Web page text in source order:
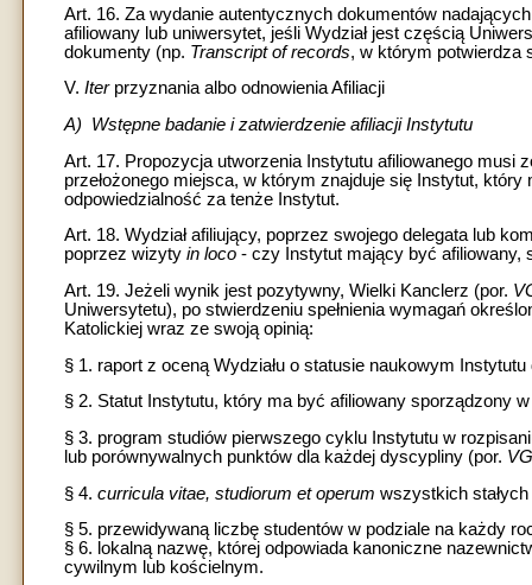
Art. 16. Za wydanie autentycznych dokumentów
afiliowany lub uniwersytet, jeśli Wydział jest częścią
dokumenty (np. Transcript of records, w którym potwierdza
V. Iterprzyznania albo odnowienia Afiliacji
A) Wstępne badanie i zatwierdzenie afiliacji Instytutu
Art. 17. Propozycja utworzenia Instytutu afiliowanego musi
przełożonego miejsca, w którym znajduje się Instytut,
odpowiedzialność za tenże Instytut.
Art. 18. Wydział afiliujący, poprzez swojego delegata lub
poprzez wizyty in loco - czy Instytut mający być afiliowany,
Art. 19. Jeżeli wynik jest pozytywny, Wielki Kanclerz (por.
Uniwersytetu), po stwierdzeniu spełnienia wymagań
Katolickiej wraz ze swoją opinią:
§ 1. raport z oceną Wydziału o statusie naukowym Instytutu
§ 2. Statut Instytutu, który ma być afiliowany sporządzony
§ 3. program studiów pierwszego cyklu Instytutu w
lub porównywalnych punktów dla każdej dyscypliny (por. VG
§ 4. curricula vitae, studiorum et operum wszystkich stałych
§ 5. przewidywaną liczbę studentów w podziale na każdy
§ 6. lokalną nazwę, której odpowiada kanoniczne
cywilnym lub kościelnym.